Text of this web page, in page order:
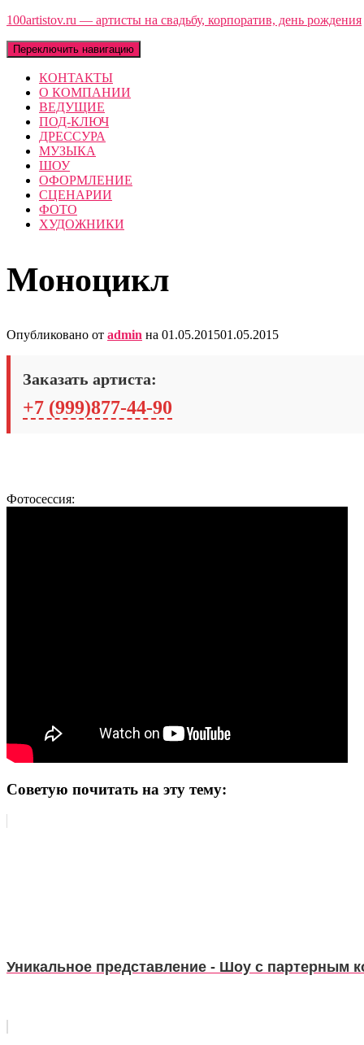
100artistov.ru — артисты на свадьбу, корпоратив, день рождения
Переключить навигацию
КОНТАКТЫ
О КОМПАНИИ
ВЕДУЩИЕ
ПОД-КЛЮЧ
ДРЕССУРА
МУЗЫКА
ШОУ
ОФОРМЛЕНИЕ
СЦЕНАРИИ
ФОТО
ХУДОЖНИКИ
Моноцикл
Опубликовано от admin на 01.05.201501.05.2015
Заказать артиста:
+7 (999)877-44-90
Фотосессия:
Советую почитать на эту тему:
Уникальное представление - Шоу с партерным